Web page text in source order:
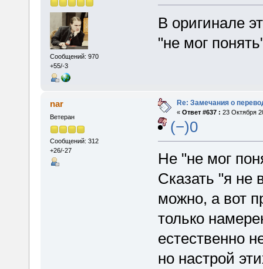
Сообщений: 970
+55/-3
В оригинале
"не мог
nar
Ветеран
Сообщений: 312
+26/-27
Re: Замечания о
« Ответ #637 : 23 Октября
(−)0
Не "не мог
Сказать "я не
можно, а вот
только
естественно
но настрой